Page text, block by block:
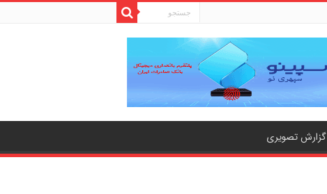
گزارش تصویری